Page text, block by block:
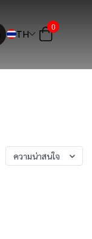
TH
0
ความน่าสนใจ